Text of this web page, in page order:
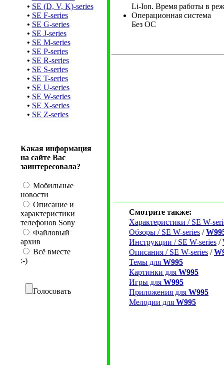
• SE (D, V, K)-series
• SE F-series
• SE G-series
• SE J-series
• SE M-series
• SE P-series
• SE R-series
• SE S-series
• SE T-series
• SE U-series
• SE W-series
• SE X-series
• SE Z-series
Какая информация
на сайте Вас
заинтересовала?
Мобильные
новости
Описание и
характеристики
телефонов Sony
Файловый
архив
Всё вместе
:-)
Голосовать
Li-Ion. Время работы в
Операционная система
Без ОС
Смотрите также:
Характеристики / SE W-
Обзоры / SE W-series /
Инструкции / SE W-series /
Описания / SE W-series /
Темы для W995
Картинки для W995
Игры для W995
Приложения для W995
Мелодии для W995